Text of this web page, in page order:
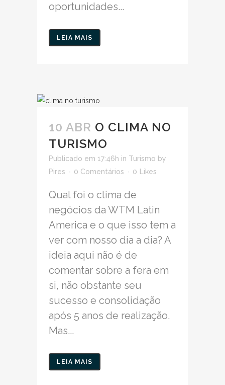
oportunidades...
LEIA MAIS
10 ABR O CLIMA NO
TURISMO
Publicado em 17:46h in Turismo by
Pires
0 Comentários 0 Likes
Qual foi o clima de
negócios da WTM Latin
America e o que isso tem a
ver com nosso dia a dia? A
ideia aqui não é de
comentar sobre a fera em
si, não obstante seu
sucesso e consolidação
após 5 anos de realização.
Mas...
LEIA MAIS